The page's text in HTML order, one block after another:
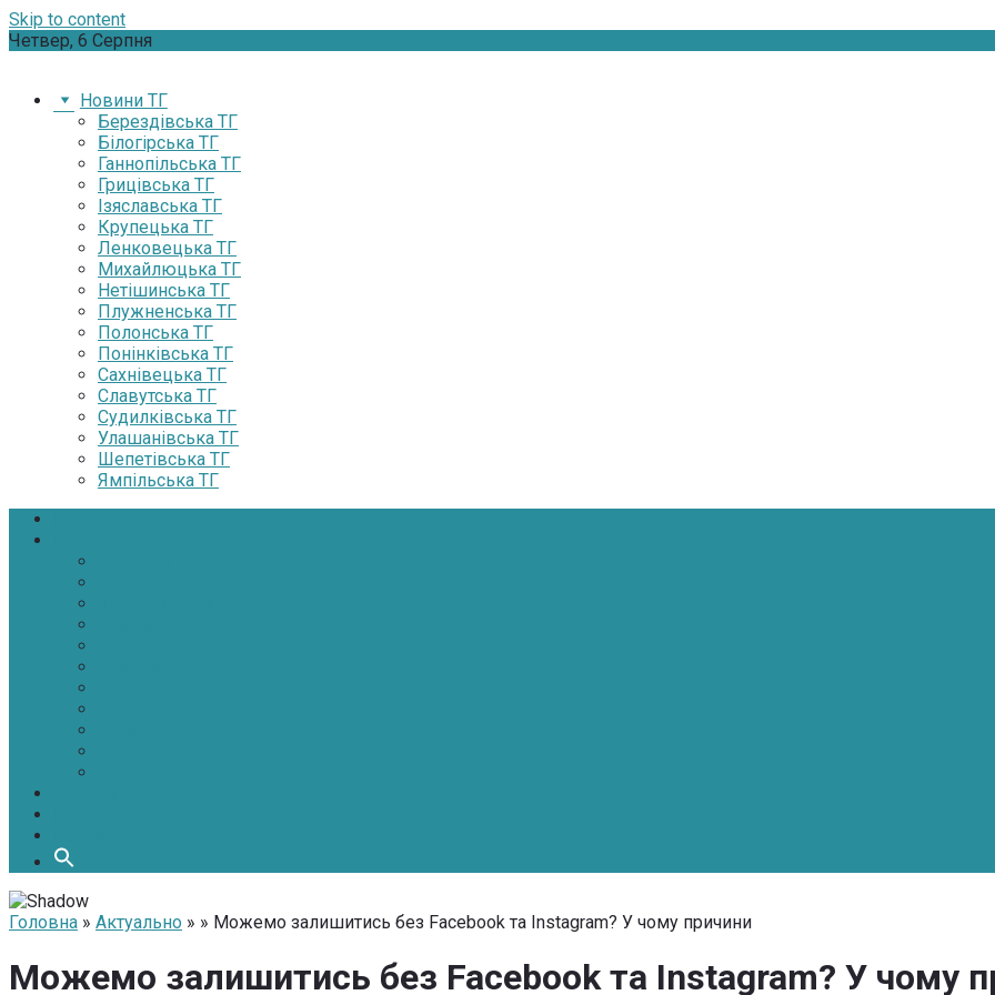
Skip to content
Четвер, 6 Серпня
Новини ТГ
Берездівська ТГ
Білогірська ТГ
Ганнопільська ТГ
Грицівська ТГ
Ізяславська ТГ
Крупецька ТГ
Ленковецька ТГ
Михайлюцька ТГ
Нетішинська ТГ
Плужненська ТГ
Полонська ТГ
Понінківська ТГ
Сахнівецька ТГ
Славутська ТГ
Судилківська ТГ
Улашанівська ТГ
Шепетівська ТГ
Ямпільська ТГ
Головна » Актуально » » Можемо залишитись без Facebook та Instagram? У чому причини
Можемо залишитись без Facebook та Instagram? У чому